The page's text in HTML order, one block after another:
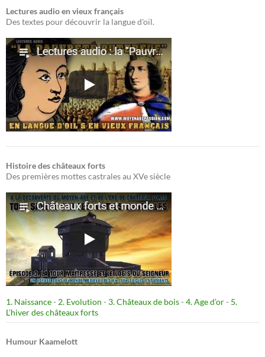
Lectures audio en vieux français
Des textes pour découvrir la langue d'oïl.
Histoire des châteaux forts
Des premières mottes castrales au XVe siècle
1. Naissance- 2. Evolution - 3. Châteaux de bois- 4. Age d’or- 5.
L’hiver des châteaux forts
Humour Kaamelott